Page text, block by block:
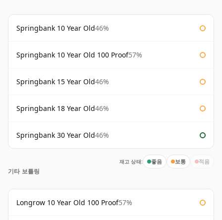
Springbank 10 Year Old46%
Springbank 10 Year Old 100 Proof57%
Springbank 15 Year Old46%
Springbank 18 Year Old46%
Springbank 30 Year Old46%
재고 상태: 좋음 보통 적음
기타 보틀링
Longrow 10 Year Old 100 Proof57%